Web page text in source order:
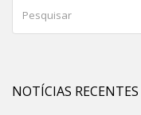
NOTÍCIAS RECENTES